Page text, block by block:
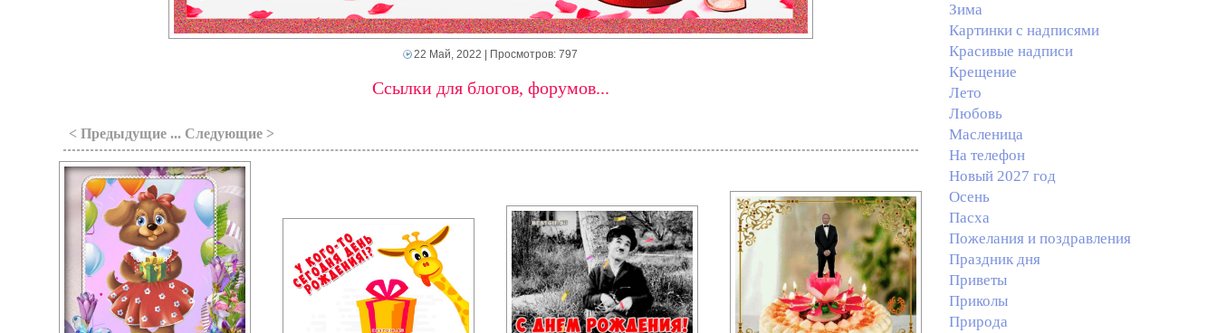
22 Май, 2022 | Просмотров: 797
Ссылки для блогов, форумов...
< Предыдущие ... Следующие >
Зима
Картинки с надписями
Красивые надписи
Крещение
Лето
Любовь
Масленица
На телефон
Новый 2027 год
Осень
Пасха
Пожелания и поздравления
Праздник дня
Приветы
Приколы
Природа